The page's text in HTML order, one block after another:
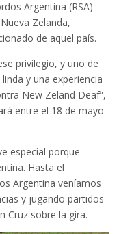
Argentina (RSA)
Zelanda,
de aquel país.
privilegio, y uno de
y una experiencia
New Zeland Deaf”,
entre el 18 de mayo
especial porque
Hasta el
Argentina veníamos
y jugando partidos
Cruz sobre la gira.